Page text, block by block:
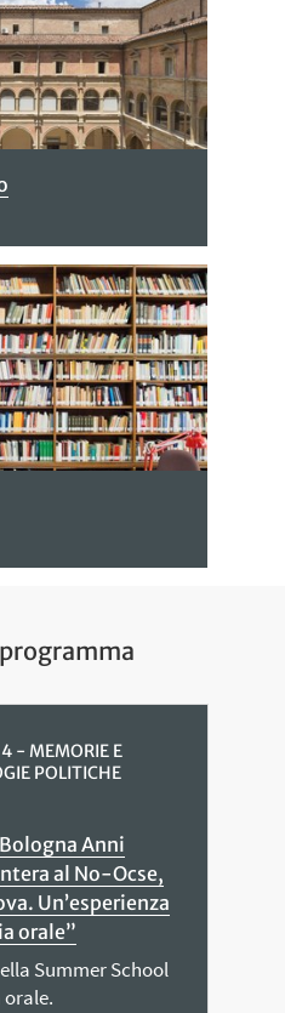
4 - MEMORIE E
POLITICHE
Anni
al No-Ocse,
Un’esperienza
orale”
Summer School